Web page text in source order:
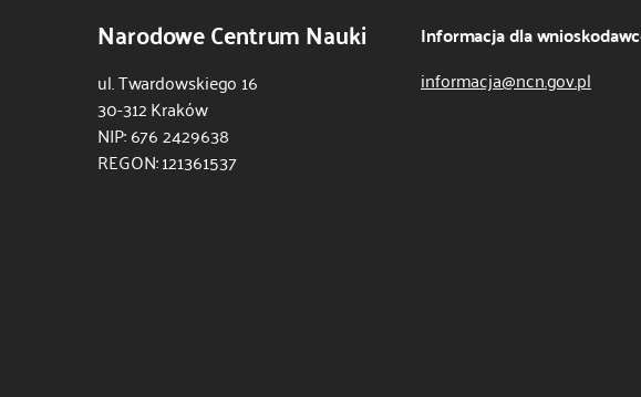
Narodowe Centrum Nauki
ul. Twardowskiego 16
30-312 Kraków
NIP: 676 2429638
REGON: 121361537
Informacja dla
informacja@ncn.gov.pl